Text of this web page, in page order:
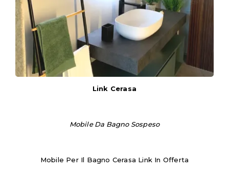
Link Cerasa
Mobile Da Bagno Sospeso
Mobile Per Il Bagno Cerasa Link In Offerta